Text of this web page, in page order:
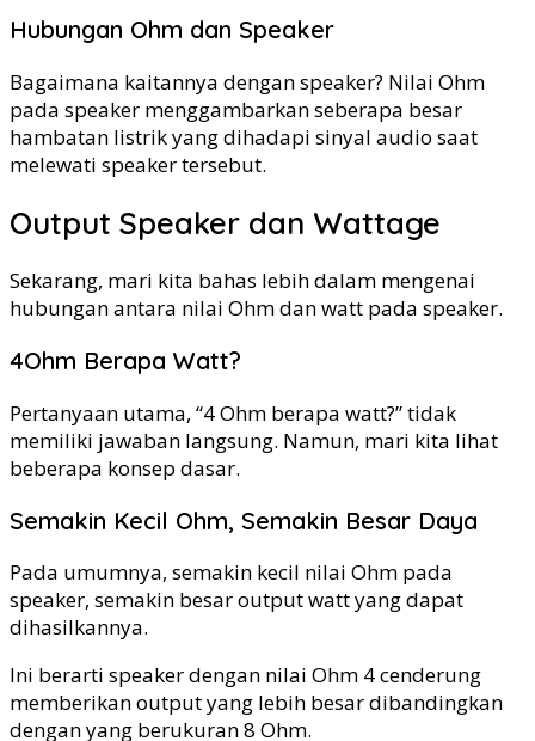
Hubungan Ohm dan Speaker
Bagaimana kaitannya dengan speaker? Nilai Ohm
pada speaker menggambarkan seberapa besar
hambatan listrik yang dihadapi sinyal audio saat
melewati speaker tersebut.
Output Speaker dan Wattage
Sekarang, mari kita bahas lebih dalam mengenai
hubungan antara nilai Ohm dan watt pada speaker.
4Ohm Berapa Watt?
Pertanyaan utama, “4 Ohm berapa watt?” tidak
memiliki jawaban langsung. Namun, mari kita lihat
beberapa konsep dasar.
Semakin Kecil Ohm, Semakin Besar Daya
Pada umumnya, semakin kecil nilai Ohm pada
speaker, semakin besar output watt yang dapat
dihasilkannya.
Ini berarti speaker dengan nilai Ohm 4 cenderung
memberikan output yang lebih besar dibandingkan
dengan yang berukuran 8 Ohm.